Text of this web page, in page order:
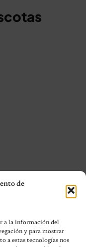
de
a la información del
y para mostrar
a estas tecnologías nos